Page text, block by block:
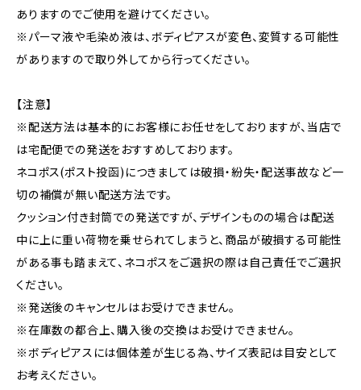
ありますのでご使用を避けてください。
※パーマ液や毛染め液は、ボディピアスが変色、変質する可能性
がありますので取り外してから行ってください。
【注意】
※配送方法は基本的にお客様にお任せをしておりますが、当店で
は宅配便での発送をおすすめしております。
ネコポス(ポスト投函)につきましては破損・紛失・配送事故など一
切の補償が無い配送方法です。
クッション付き封筒での発送ですが、デザインものの場合は配送
中に上に重い荷物を乗せられてしまうと、商品が破損する可能性
がある事も踏まえて、ネコポスをご選択の際は自己責任でご選択
ください。
※発送後のキャンセルはお受けできません。
※在庫数の都合上、購入後の交換はお受けできません。
※ボディピアスには個体差が生じる為、サイズ表記は目安として
お考えください。